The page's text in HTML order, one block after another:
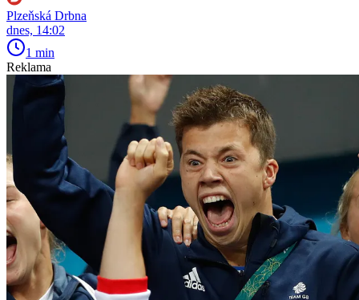
Plzeňská Drbna
dnes, 14:02
1 min
Reklama